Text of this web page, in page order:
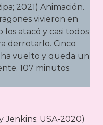
2021) Animación.
vivieron en
atacó y casi todos
derrotarlo. Cinco
vuelto y queda un
107 minutos.
Jenkins; USA-2020)